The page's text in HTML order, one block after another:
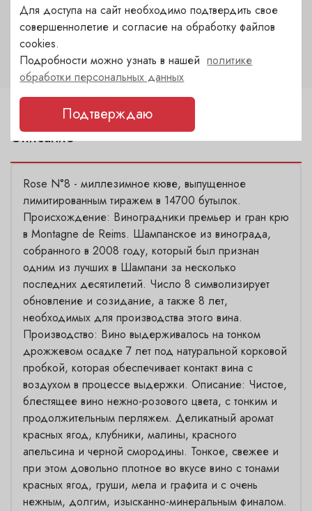
Крепость
12
Описание
Rose N°8 - миллезимное кюве, выпущенное
лимитированным тиражем в 14700 бутылок.
Происхождение: Виноградники премьер и гран крю
в Montagne de Reims. Шампанское из винограда,
собранного в 2008 году, который был признан
одним из лучших в Шампани за несколько
последних десятилетий. Число 8 символизирует
обновление и созидание, а также 8 лет,
необходимых для производства этого вина.
Производство: Вино выдерживалось на тонком
дрожжевом осадке 7 лет под натуральной корковой
пробкой, которая обеспечивает контакт вина с
воздухом в процессе выдержки. Описание: Чистое,
блестящее вино нежно-розового цвета, с тонким и
продолжительным перляжем. Деликатный аромат
красных ягод, клубники, малины, красного
апельсина и черной смородины. Тонкое, свежее и
при этом довольно плотное во вкусе вино с тонами
красных ягод, груши, мела и графита и с очень
нежным, долгим, изысканно-минеральным финалом.
Для доступа на сайт необходимо подтвердить свое
совершеннолетие и согласие на обработку файлов
cookies.
Подробности можно узнать в нашейполитике
обработки персональных данных
Подтверждаю